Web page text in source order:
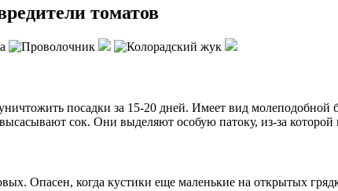
томатов
посадки за 15-20 дней. Имеет вид
сок. Они выделяют особую патоку, из-за
Опасен, когда кустики еще маленькие на открытых